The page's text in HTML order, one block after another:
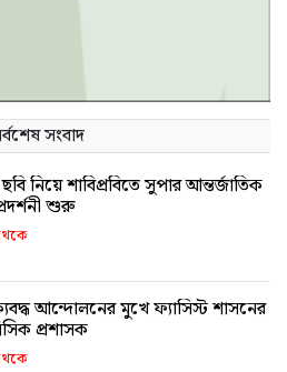
সংবাদ
নিয়ে শাবিপ্রবিতে সুপার আন্তর্জাতিক
শুরু
আন্দোলনের মুখে ফ্যাসিস্ট শাসনের
প্রশাসক